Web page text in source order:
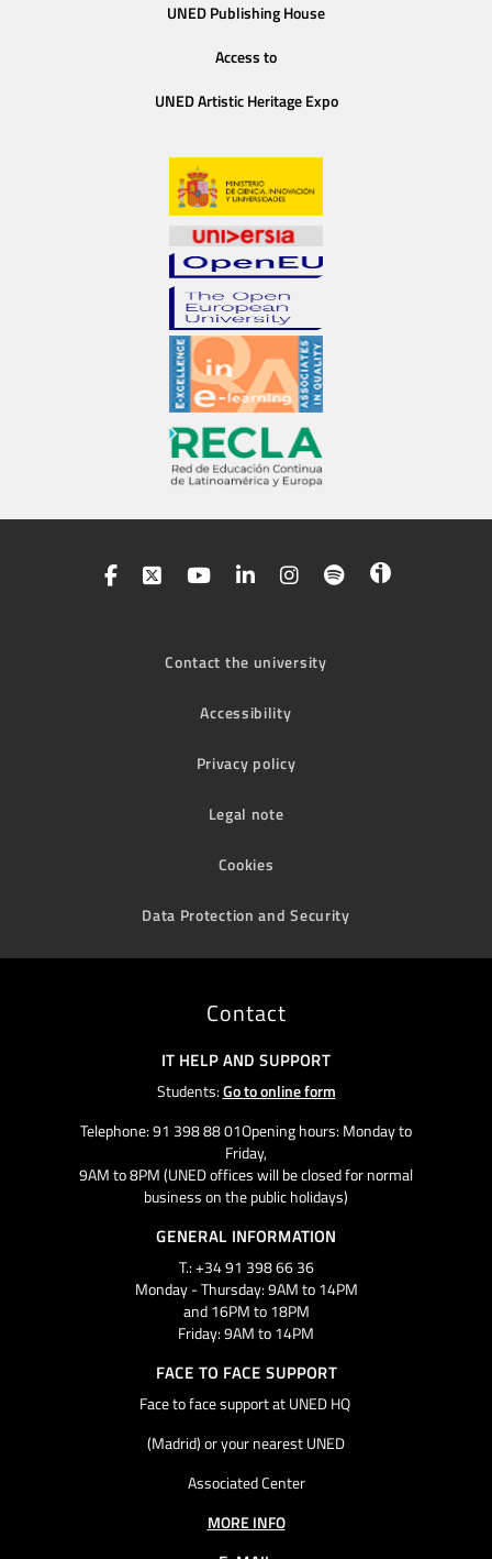
UNED Publishing House
Access to
UNED Artistic Heritage Expo
Contact the university
Accessibility
Privacy policy
Legal note
Cookies
Data Protection and Security
Contact
IT HELP AND SUPPORT
Students:Go to online form
Telephone: 91 398 88 01Opening hours: Monday to
Friday,
9AM to 8PM (UNED offices will be closed for normal
business on the public holidays)
GENERAL INFORMATION
T.: +34 91 398 66 36
Monday - Thursday: 9AM to 14PM
and 16PM to 18PM
Friday: 9AM to 14PM
FACE TO FACE SUPPORT
Face to face support at UNED HQ
(Madrid) or your nearest UNED
Associated Center
MORE INFO